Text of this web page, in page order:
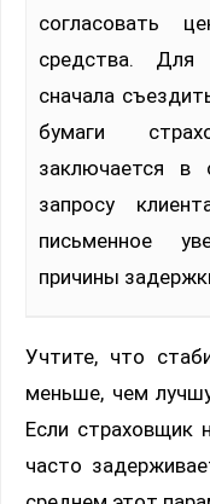
согласовать
средства. Для
сначала
бумаги
заключается в
запросу
письменное
причины
Учтите, что
меньше, чем
Если страховщик
часто